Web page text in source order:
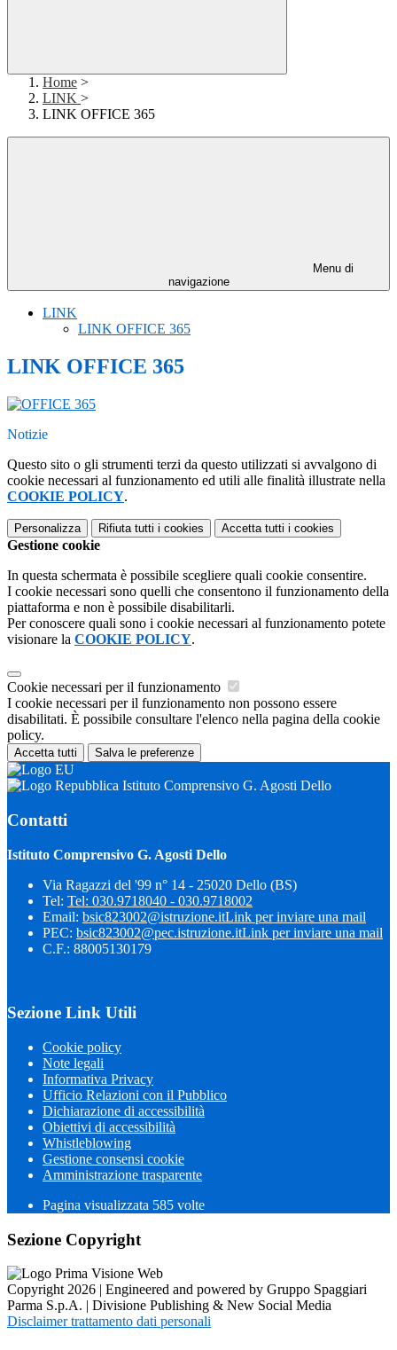
Home >
LINK >
LINK OFFICE 365
Menu di
navigazione
LINK
LINK OFFICE 365
LINK OFFICE 365
Notizie
Questo sito o gli strumenti terzi da questo utilizzati si avvalgono di
cookie necessari al funzionamento ed utili alle finalità illustrate nella
COOKIE POLICY.
Personalizza Rifiuta tutti i cookies Accetta tutti i cookies
Gestione cookie
In questa schermata è possibile scegliere quali cookie consentire.
I cookie necessari sono quelli che consentono il funzionamento della
piattaforma e non è possibile disabilitarli.
Per conoscere quali sono i cookie necessari al funzionamento potete
visionare la COOKIE POLICY.
Cookie necessari per il funzionamento
I cookie necessari per il funzionamento non possono essere
disabilitati. È possibile consultare l'elenco nella pagina della cookie
policy.
Accetta tutti Salva le preferenze
Istituto Comprensivo G. Agosti Dello
Contatti
Istituto Comprensivo G. Agosti Dello
Via Ragazzi del '99 n° 14 - 25020 Dello (BS)
Tel: Tel: 030.9718040 - 030.9718002
Email: bsic823002@istruzione.itLink per inviare una mail
PEC: bsic823002@pec.istruzione.itLink per inviare una mail
C.F.: 88005130179
Sezione Link Utili
Cookie policy
Note legali
Informativa Privacy
Ufficio Relazioni con il Pubblico
Dichiarazione di accessibilità
Obiettivi di accessibilità
Whistleblowing
Gestione consensi cookie
Amministrazione trasparente
Pagina visualizzata 585 volte
Sezione Copyright
Copyright 2026 | Engineered and powered by Gruppo Spaggiari
Parma S.p.A. | Divisione Publishing & New Social Media
Disclaimer trattamento dati personali